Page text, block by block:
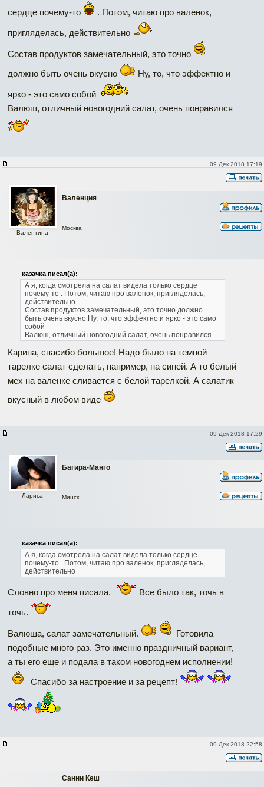
сердце почему-то
. Потом, читаю про валенок,
пригляделась, действительно
Состав продуктов замечательный, это точно
должно быть очень вкусно
Ну, то, что эффектно и
ярко - это само собой
Валюш, отличный новогодний салат, очень понравился
09 Дек 2018 17:19
Валенция
Валентина
Москва
казачка писал(а):
А я, когда смотрела на салат видела только сердце
почему-то . Потом, читаю про валенок, пригляделась,
действительно
Состав продуктов замечательный, это точно должно
быть очень вкусно Ну, то, что эффектно и ярко - это само
собой
Валюш, отличный новогодний салат, очень понравился
Карина, спасибо большое! Надо было на темной
тарелке салат сделать, например, на синей. А то белый
мех на валенке сливается с белой тарелкой. А салатик
вкусный в любом виде
09 Дек 2018 17:29
Багира-Манго
Лариса Минск
казачка писал(а):
А я, когда смотрела на салат видела только сердце
почему-то . Потом, читаю про валенок, пригляделась,
действительно
Словно про меня писала.
Все было так, точь в
точь.
Валюша, салат замечательный.
Готовила
подобные много раз. Это именно праздничный вариант,
а ты его еще и подала в таком новогоднем исполнении!
Спасибо за настроение и за рецепт!
09 Дек 2018 22:58
Санни Кеш